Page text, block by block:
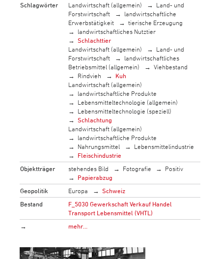
Schlagwörter
Landwirtschaft (allgemein)
Land- und
Forstwirtschaft
landwirtschaftliche
Erwerbstätigkeit
tierische Erzeugung
landwirtschaftliches Nutztier
Schlachttier
Landwirtschaft (allgemein)
Land- und
Forstwirtschaft
landwirtschaftliches
Betriebsmittel (allgemein)
Viehbestand
Rindvieh
Kuh
Landwirtschaft (allgemein)
landwirtschaftliche Produkte
Lebensmitteltechnologie (allgemein)
Lebensmitteltechnologie (speziell)
Schlachtung
Landwirtschaft (allgemein)
landwirtschaftliche Produkte
Nahrungsmittel
Lebensmittelindustrie
Fleischindustrie
Objektträger
stehendes Bild Fotografie
Positiv
Papierabzug
Geopolitik
Europa
Schweiz
Bestand
F_5030 Gewerkschaft Verkauf Handel
Transport Lebensmittel (VHTL)
→
mehr…